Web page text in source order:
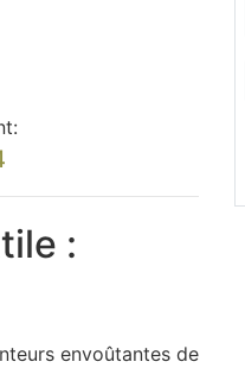
:
envoûtantes de